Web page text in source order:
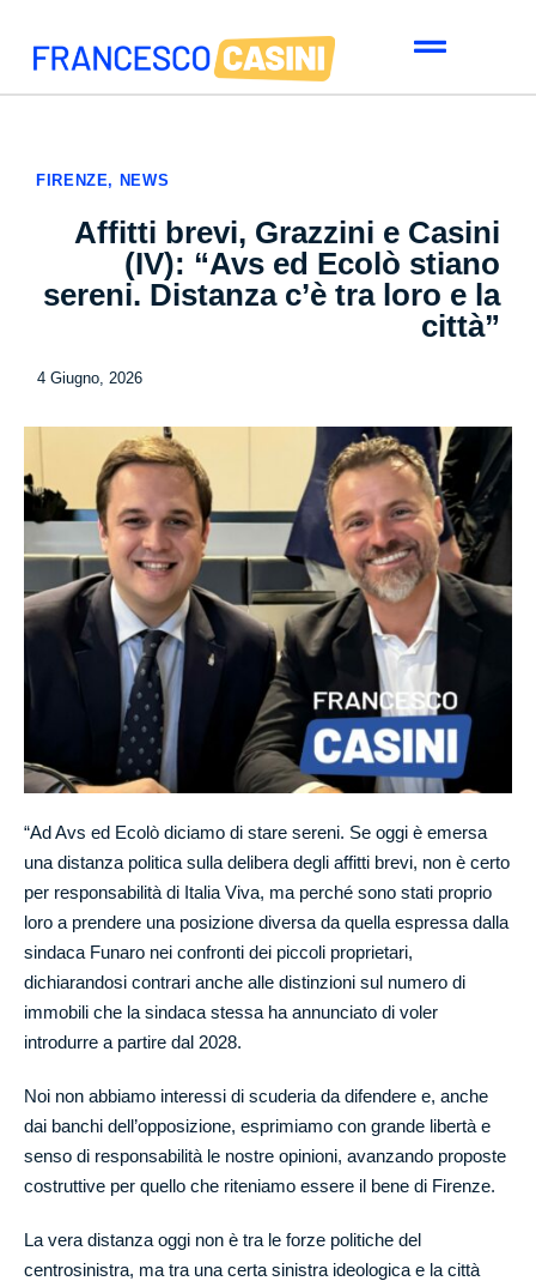
FIRENZE, NEWS
Affitti brevi, Grazzini e Casini
(IV): “Avs ed Ecolò stiano
sereni. Distanza c’è tra loro e la
città”
4 Giugno, 2026
“Ad Avs ed Ecolò diciamo di stare sereni. Se oggi è emersa
una distanza politica sulla delibera degli affitti brevi, non è certo
per responsabilità di Italia Viva, ma perché sono stati proprio
loro a prendere una posizione diversa da quella espressa dalla
sindaca Funaro nei confronti dei piccoli proprietari,
dichiarandosi contrari anche alle distinzioni sul numero di
immobili che la sindaca stessa ha annunciato di voler
introdurre a partire dal 2028.
Noi non abbiamo interessi di scuderia da difendere e, anche
dai banchi dell’opposizione, esprimiamo con grande libertà e
senso di responsabilità le nostre opinioni, avanzando proposte
costruttive per quello che riteniamo essere il bene di Firenze.
La vera distanza oggi non è tra le forze politiche del
centrosinistra, ma tra una certa sinistra ideologica e la città